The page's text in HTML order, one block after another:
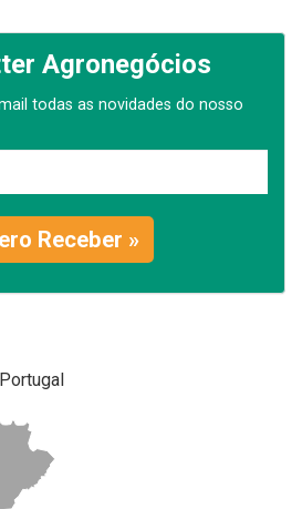
Agronegócios
todas as novidades do nosso
Receber »